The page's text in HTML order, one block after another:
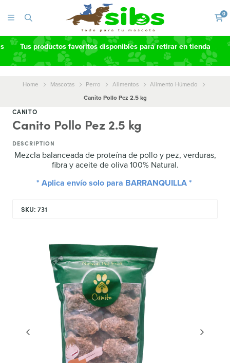
0
Tus productos favoritos disponibles para retirar en tienda
Home Mascotas Perro Alimentos
Alimento Húmedo
Canito Pollo Pez 2.5 kg
CANITO
Canito Pollo Pez 2.5 kg
DESCRIPTION
Mezcla balanceada de proteína de pollo y pez, verduras,
fibra y aceite de oliva 100% Natural.
* Aplica envío solo para BARRANQUILLA *
SKU: 731